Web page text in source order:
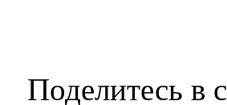
Поделитесь в